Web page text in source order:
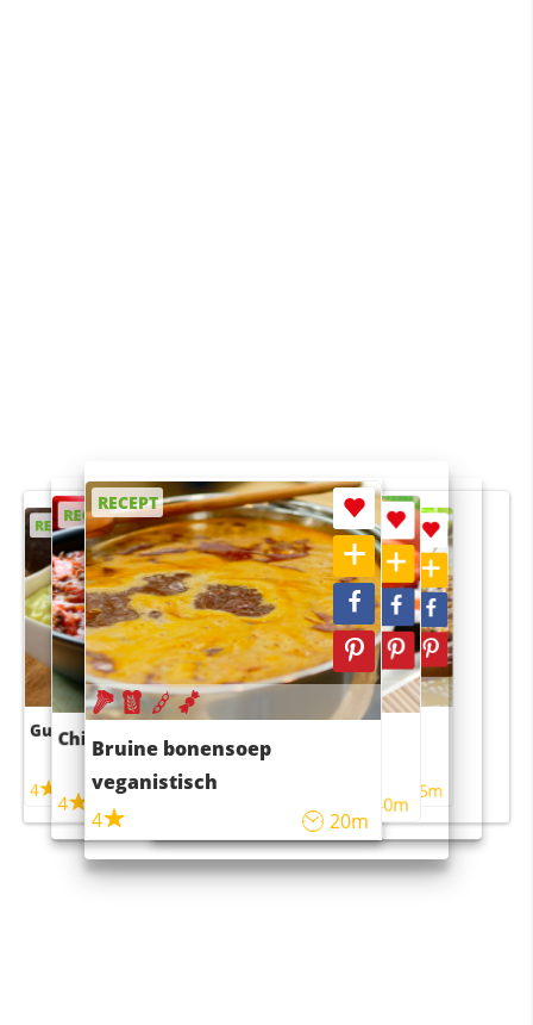
RECEPT
Guacamole
4
RECEPT
Chili con carne
4
RECEPT
Bruine bonensoep
veganistisch
4
20m
RECEPT
Sushi rijstsalade
maaltijdsalade
40m
RECEPT
4 55m